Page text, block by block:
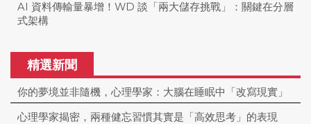
AI 資料傳輸量暴增！WD 談「兩大儲存挑戰」：關鍵在分層
式架構
精選新聞
你的夢境並非隨機，心理學家：大腦在睡眠中「改寫現實」
心理學家揭密，兩種健忘習慣其實是「高效思考」的表現